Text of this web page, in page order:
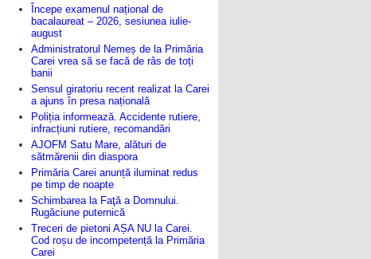
Începe examenul național de
bacalaureat – 2026, sesiunea iulie-
august
Administratorul Nemeș de la Primăria
Carei vrea să se facă de râs de toți
banii
Sensul giratoriu recent realizat la Carei
a ajuns în presa națională
Poliția informează. Accidente rutiere,
infracțiuni rutiere, recomandări
AJOFM Satu Mare, alături de
sătmărenii din diaspora
Primăria Carei anunță iluminat redus
pe timp de noapte
Schimbarea la Faţă a Domnului.
Rugăciune puternică
Treceri de pietoni AȘA NU la Carei.
Cod roșu de incompetență la Primăria
Carei